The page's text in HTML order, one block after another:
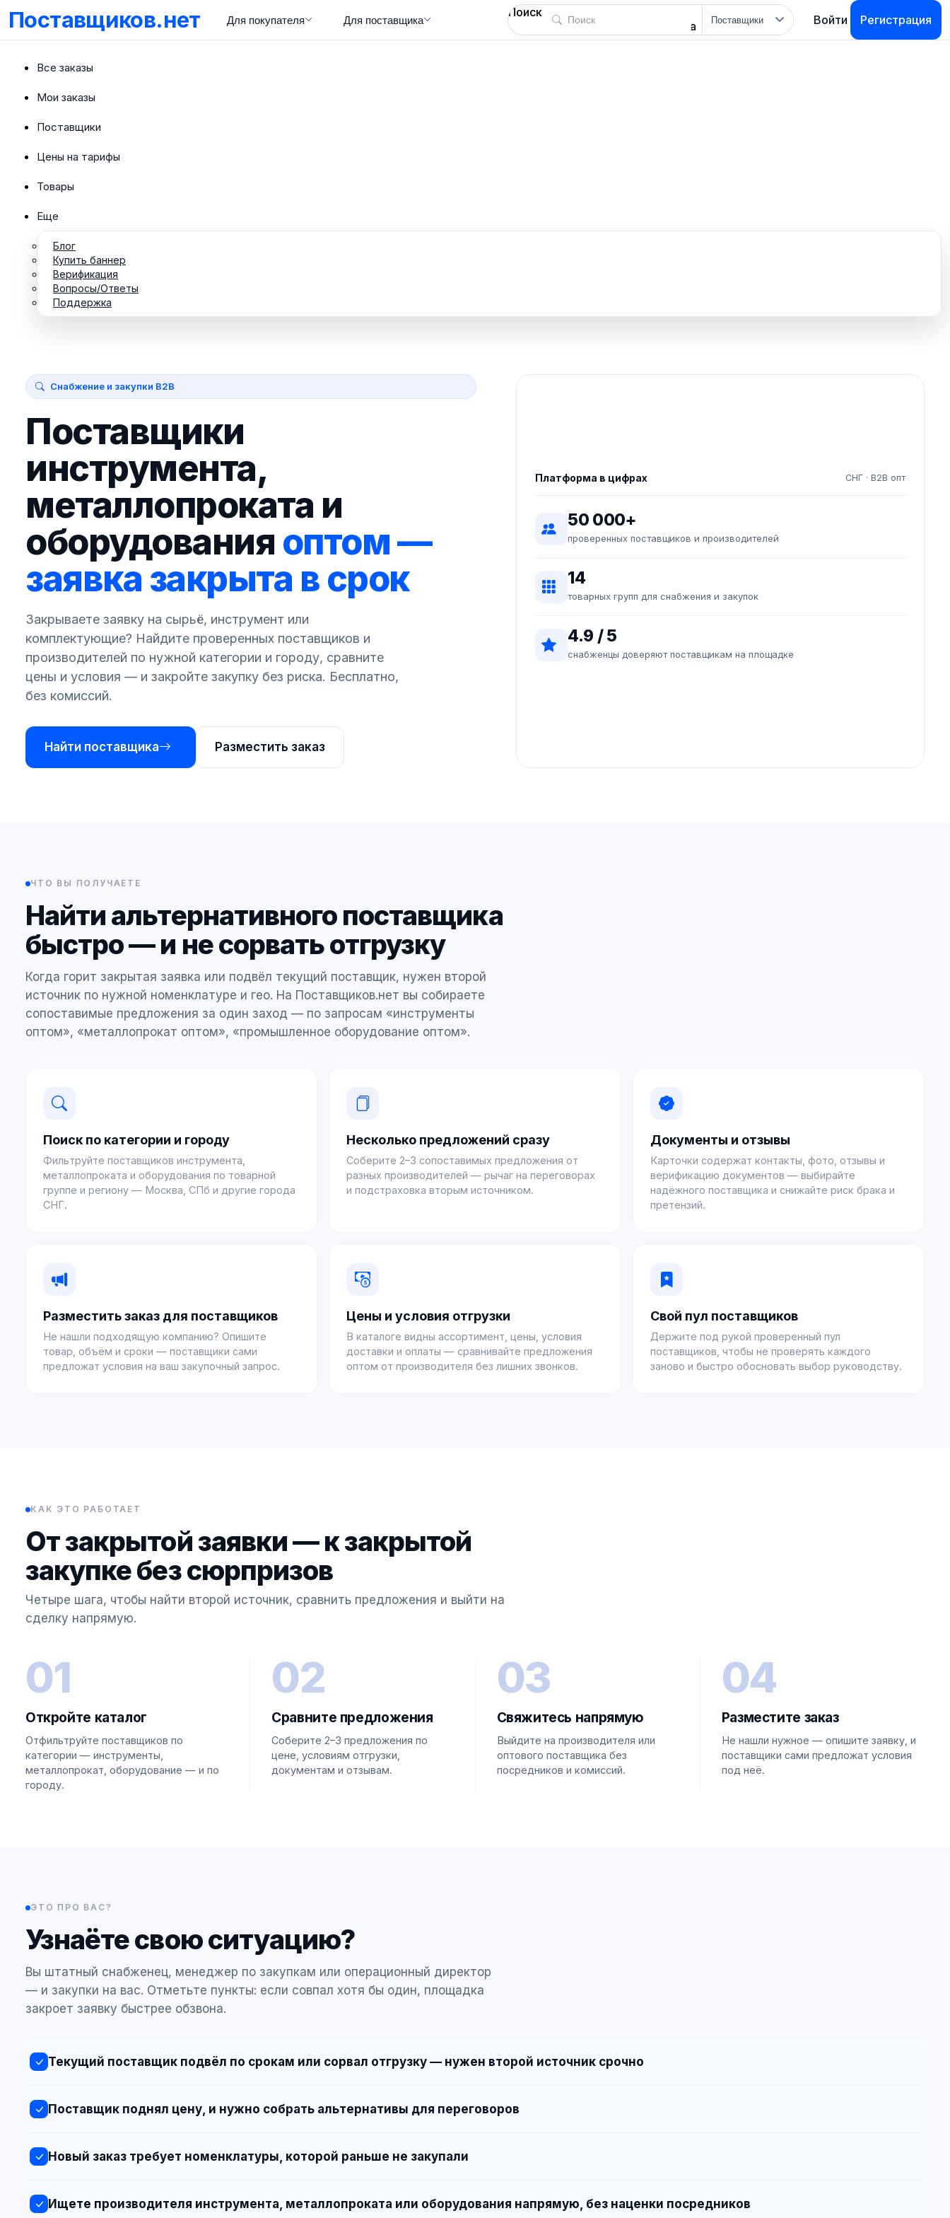
Поставщиков.нет Для покупателя Для поставщика
Поиск
поиска
Войти Регистрация
Все заказы
Мои заказы
Поставщики
Цены на тарифы
Товары
Еще
Блог
Купить баннер
Верификация
Вопросы/Ответы
Поддержка
Снабжение и закупки B2B
Поставщики
инструмента,
металлопроката и
оборудования оптом —
заявка закрыта в срок
Закрываете заявку на сырьё, инструмент или
комплектующие? Найдите проверенных поставщиков и
производителей по нужной категории и городу, сравните
цены и условия — и закройте закупку без риска. Бесплатно,
без комиссий.
Найти поставщика Разместить заказ
Платформа в цифрах СНГ · B2B опт
50 000+
проверенных поставщиков и производителей
14
товарных групп для снабжения и закупок
4.9 / 5
снабженцы доверяют поставщикам на площадке
ЧТО ВЫ ПОЛУЧАЕТЕ
Найти альтернативного поставщика
быстро — и не сорвать отгрузку
Когда горит закрытая заявка или подвёл текущий поставщик, нужен второй
источник по нужной номенклатуре и гео. На Поставщиков.нет вы собираете
сопоставимые предложения за один заход — по запросам «инструменты
оптом», «металлопрокат оптом», «промышленное оборудование оптом».
Поиск по категории и городу
Фильтруйте поставщиков инструмента,
металлопроката и оборудования по товарной
группе и региону — Москва, СПб и другие города
СНГ.
Несколько предложений сразу
Соберите 2–3 сопоставимых предложения от
разных производителей — рычаг на переговорах
и подстраховка вторым источником.
Документы и отзывы
Карточки содержат контакты, фото, отзывы и
верификацию документов — выбирайте
надёжного поставщика и снижайте риск брака и
претензий.
Разместить заказ для поставщиков
Не нашли подходящую компанию? Опишите
товар, объём и сроки — поставщики сами
предложат условия на ваш закупочный запрос.
Цены и условия отгрузки
В каталоге видны ассортимент, цены, условия
доставки и оплаты — сравнивайте предложения
оптом от производителя без лишних звонков.
Свой пул поставщиков
Держите под рукой проверенный пул
поставщиков, чтобы не проверять каждого
заново и быстро обосновать выбор руководству.
КАК ЭТО РАБОТАЕТ
От закрытой заявки — к закрытой
закупке без сюрпризов
Четыре шага, чтобы найти второй источник, сравнить предложения и выйти на
сделку напрямую.
01
Откройте каталог
Отфильтруйте поставщиков по
категории — инструменты,
металлопрокат, оборудование — и по
городу.
02
Сравните предложения
Соберите 2–3 предложения по
цене, условиям отгрузки,
документам и отзывам.
03
Свяжитесь напрямую
Выйдите на производителя или
оптового поставщика без
посредников и комиссий.
04
Разместите заказ
Не нашли нужное — опишите заявку, и
поставщики сами предложат условия
под неё.
ЭТО ПРО ВАС?
Узнаёте свою ситуацию?
Вы штатный снабженец, менеджер по закупкам или операционный директор
— и закупки на вас. Отметьте пункты: если совпал хотя бы один, площадка
закроет заявку быстрее обзвона.
Текущий поставщик подвёл по срокам или сорвал отгрузку — нужен второй источник срочно
Поставщик поднял цену, и нужно собрать альтернативы для переговоров
Новый заказ требует номенклатуры, которой раньше не закупали
Ищете производителя инструмента, металлопроката или оборудования напрямую, без наценки посредников